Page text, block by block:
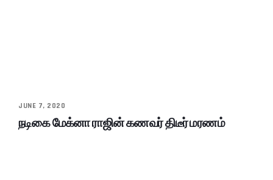
JUNE 7, 2020
நடிகை மேக்னா ராஜின் கணவர் திடீர் மரணம்